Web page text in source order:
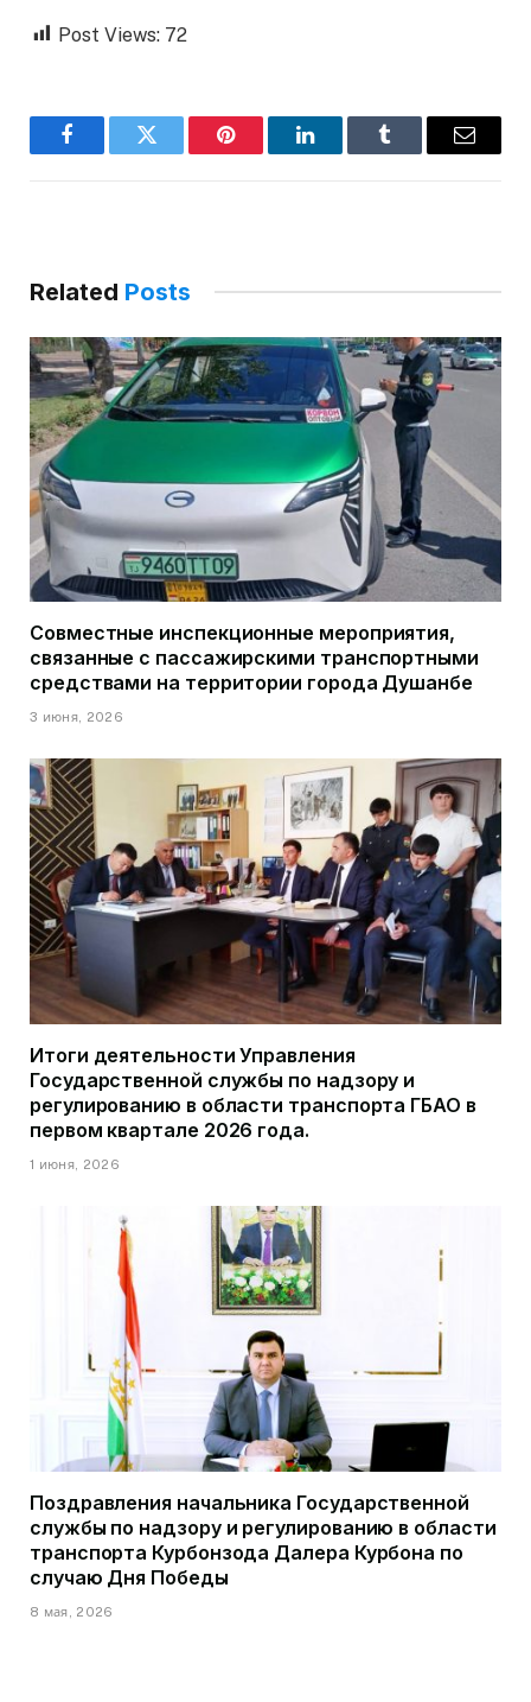
Post Views: 72
FacebookTwitter Pinterest LinkedInTumblr Email
Related Posts
Совместные инспекционные мероприятия,
связанные с пассажирскими транспортными
средствами на территории города Душанбе
3 июня, 2026
Итоги деятельности Управления
Государственной службы по надзору и
регулированию в области транспорта ГБАО в
первом квартале 2026 года.
1 июня, 2026
Поздравления начальника Государственной
службы по надзору и регулированию в области
транспорта Курбонзода Далера Курбона по
случаю Дня Победы
8 мая, 2026